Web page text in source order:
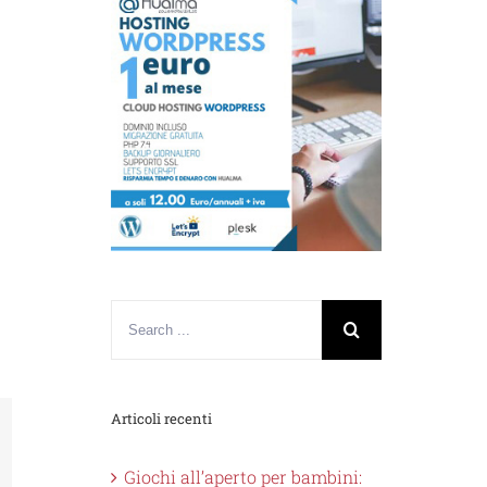
Articoli recenti
Giochi all’aperto per bambini: